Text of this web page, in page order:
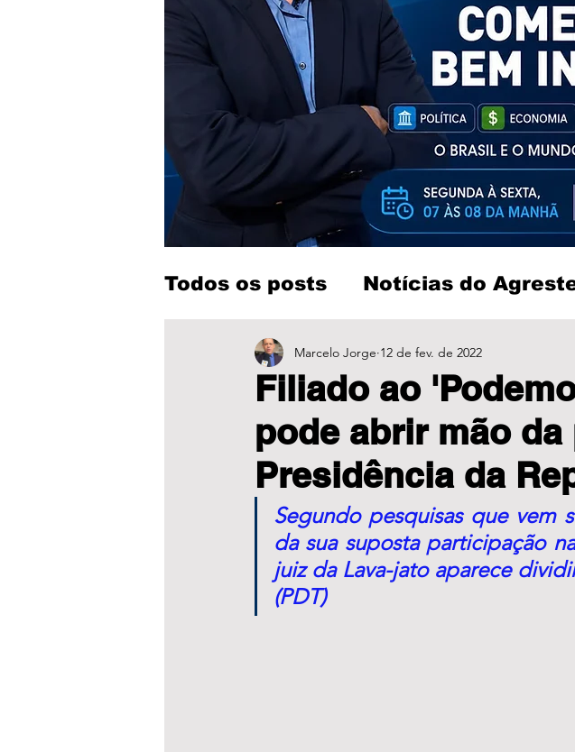
Todos os posts Notícias do
Entretenimento
Filiado ao
pode abrir mão
Presidência da
Marcelo Jorge 12 de fev. de 2022
Segundo pesquisas que vem
da sua suposta participação
juiz da Lava-jato aparece
(PDT)